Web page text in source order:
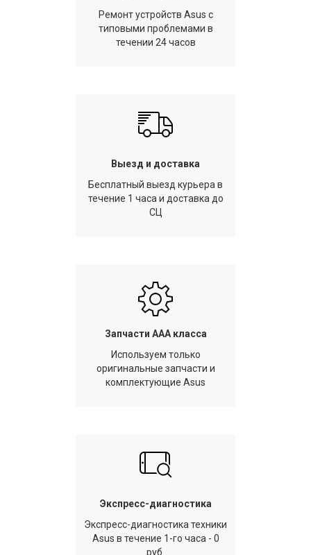
Ремонт устройств Asus с
типовыми проблемами в
течении 24 часов
Выезд и доставка
Бесплатный выезд курьера в
течение 1 часа и доставка до
СЦ
Запчасти AAA класса
Используем только
оригинальные запчасти и
комплектующие Asus
Экспресс-диагностика
Экспресс-диагностика техники
Asus в течение 1-го часа - 0
руб.